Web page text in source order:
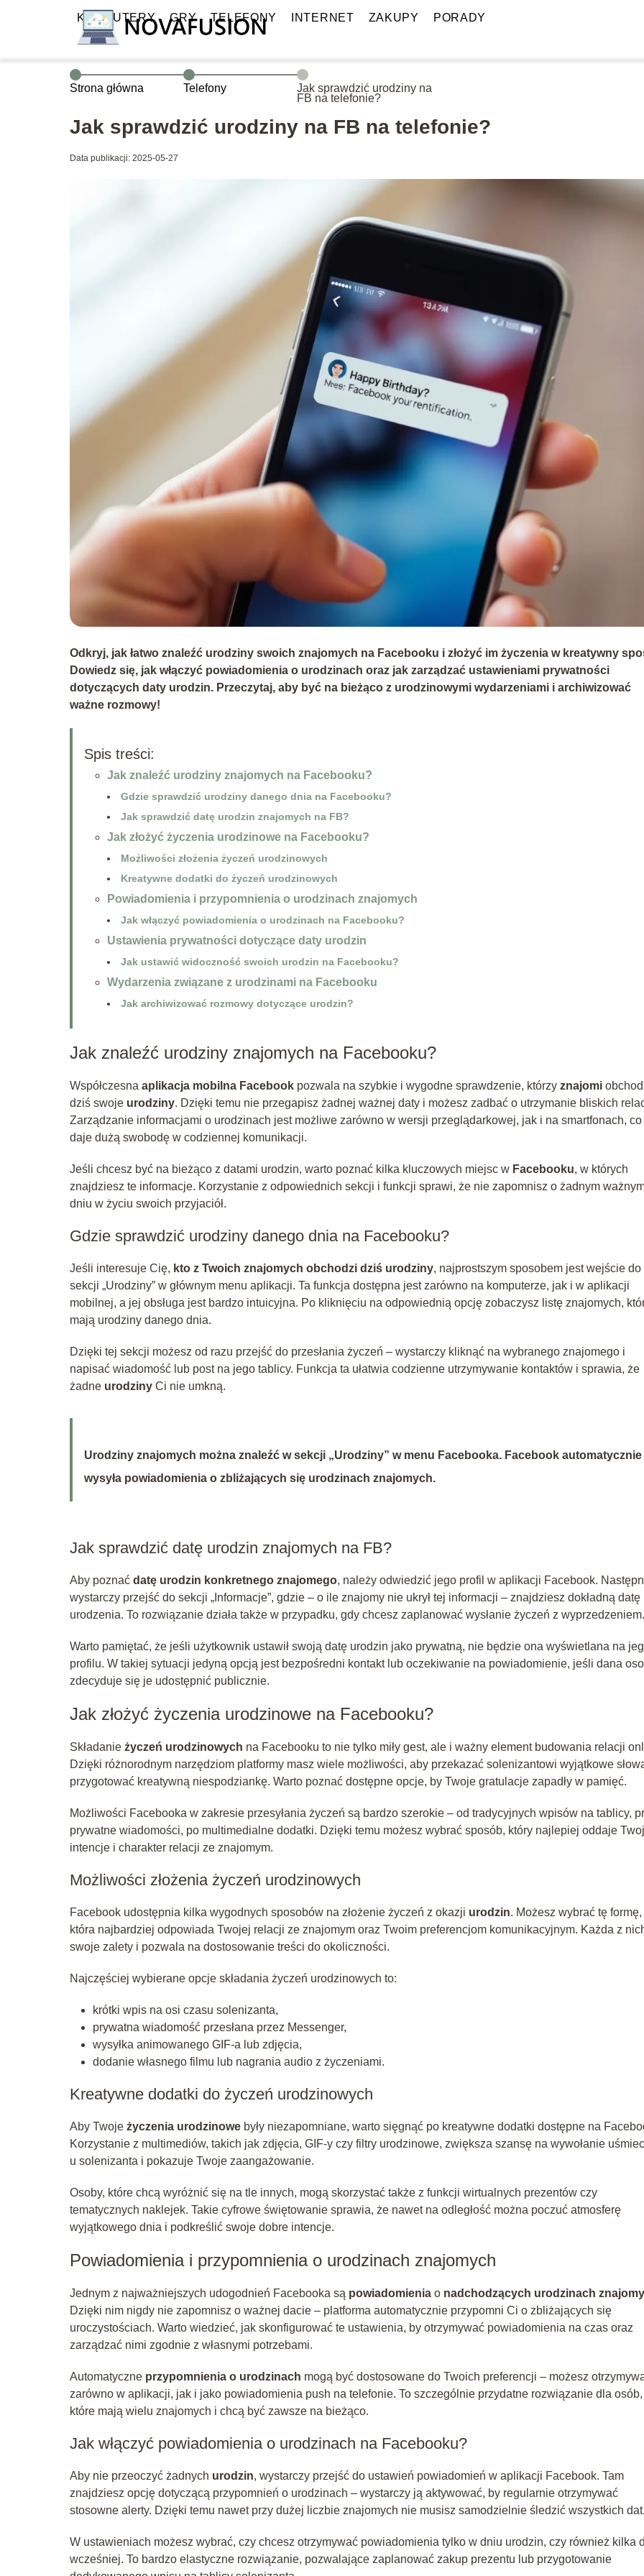
KOMPUTERY GRY TELEFONY INTERNET ZAKUPY PORADY
Strona główna Telefony
Jak sprawdzić urodziny na
FB na telefonie?
Jak sprawdzić urodziny na FB na telefonie?
Data publikacji: 2025-05-27
Odkryj, jak łatwo znaleźć urodziny swoich znajomych na Facebooku i złożyć im życzenia w kreatywny
Dowiedz się, jak włączyć powiadomienia o urodzinach oraz jak zarządzać ustawieniami prywatności
dotyczących daty urodzin. Przeczytaj, aby być na bieżąco z urodzinowymi wydarzeniami i archiwizować
ważne rozmowy!
Spis treści:
Jak znaleźć urodziny znajomych na Facebooku?
Gdzie sprawdzić urodziny danego dnia na Facebooku?
Jak sprawdzić datę urodzin znajomych na FB?
Jak złożyć życzenia urodzinowe na Facebooku?
Możliwości złożenia życzeń urodzinowych
Kreatywne dodatki do życzeń urodzinowych
Powiadomienia i przypomnienia o urodzinach znajomych
Jak włączyć powiadomienia o urodzinach na Facebooku?
Ustawienia prywatności dotyczące daty urodzin
Jak ustawić widoczność swoich urodzin na Facebooku?
Wydarzenia związane z urodzinami na Facebooku
Jak archiwizować rozmowy dotyczące urodzin?
Jak znaleźć urodziny znajomych na Facebooku?
Współczesna aplikacja mobilna Facebook pozwala na szybkie i wygodne sprawdzenie, którzy znajomi
dziś swoje urodziny. Dzięki temu nie przegapisz żadnej ważnej daty i możesz zadbać o utrzymanie bliskich
Zarządzanie informacjami o urodzinach jest możliwe zarówno w wersji przeglądarkowej, jak i na smartfonach, co
daje dużą swobodę w codziennej komunikacji.
Jeśli chcesz być na bieżąco z datami urodzin, warto poznać kilka kluczowych miejsc w Facebooku, w których
znajdziesz te informacje. Korzystanie z odpowiednich sekcji i funkcji sprawi, że nie zapomnisz o żadnym
dniu w życiu swoich przyjaciół.
Gdzie sprawdzić urodziny danego dnia na Facebooku?
Jeśli interesuje Cię, kto z Twoich znajomych obchodzi dziś urodziny, najprostszym sposobem jest wejście do
sekcji „Urodziny” w głównym menu aplikacji. Ta funkcja dostępna jest zarówno na komputerze, jak i w aplikacji
mobilnej, a jej obsługa jest bardzo intuicyjna. Po kliknięciu na odpowiednią opcję zobaczysz listę znajomych,
mają urodziny danego dnia.
Dzięki tej sekcji możesz od razu przejść do przesłania życzeń – wystarczy kliknąć na wybranego znajomego i
napisać wiadomość lub post na jego tablicy. Funkcja ta ułatwia codzienne utrzymywanie kontaktów i sprawia, że
żadne urodziny Ci nie umkną.
Urodziny znajomych można znaleźć w sekcji „Urodziny” w menu Facebooka. Facebook automatycznie
wysyła powiadomienia o zbliżających się urodzinach znajomych.
Jak sprawdzić datę urodzin znajomych na FB?
Aby poznać datę urodzin konkretnego znajomego, należy odwiedzić jego profil w aplikacji Facebook.
wystarczy przejść do sekcji „Informacje”, gdzie – o ile znajomy nie ukrył tej informacji – znajdziesz dokładną datę
urodzenia. To rozwiązanie działa także w przypadku, gdy chcesz zaplanować wysłanie życzeń z wyprzedzeniem.
Warto pamiętać, że jeśli użytkownik ustawił swoją datę urodzin jako prywatną, nie będzie ona wyświetlana na
profilu. W takiej sytuacji jedyną opcją jest bezpośredni kontakt lub oczekiwanie na powiadomienie, jeśli dana
zdecyduje się je udostępnić publicznie.
Jak złożyć życzenia urodzinowe na Facebooku?
Składanie życzeń urodzinowych na Facebooku to nie tylko miły gest, ale i ważny element budowania relacji
Dzięki różnorodnym narzędziom platformy masz wiele możliwości, aby przekazać solenizantowi wyjątkowe
przygotować kreatywną niespodziankę. Warto poznać dostępne opcje, by Twoje gratulacje zapadły w pamięć.
Możliwości Facebooka w zakresie przesyłania życzeń są bardzo szerokie – od tradycyjnych wpisów na tablicy,
prywatne wiadomości, po multimedialne dodatki. Dzięki temu możesz wybrać sposób, który najlepiej oddaje
intencje i charakter relacji ze znajomym.
Możliwości złożenia życzeń urodzinowych
Facebook udostępnia kilka wygodnych sposobów na złożenie życzeń z okazji urodzin. Możesz wybrać tę formę,
która najbardziej odpowiada Twojej relacji ze znajomym oraz Twoim preferencjom komunikacyjnym. Każda z
swoje zalety i pozwala na dostosowanie treści do okoliczności.
Najczęściej wybierane opcje składania życzeń urodzinowych to:
krótki wpis na osi czasu solenizanta,
prywatna wiadomość przesłana przez Messenger,
wysyłka animowanego GIF-a lub zdjęcia,
dodanie własnego filmu lub nagrania audio z życzeniami.
Kreatywne dodatki do życzeń urodzinowych
Aby Twoje życzenia urodzinowe były niezapomniane, warto sięgnąć po kreatywne dodatki dostępne na
Korzystanie z multimediów, takich jak zdjęcia, GIF-y czy filtry urodzinowe, zwiększa szansę na wywołanie
u solenizanta i pokazuje Twoje zaangażowanie.
Osoby, które chcą wyróżnić się na tle innych, mogą skorzystać także z funkcji wirtualnych prezentów czy
tematycznych naklejek. Takie cyfrowe świętowanie sprawia, że nawet na odległość można poczuć atmosferę
wyjątkowego dnia i podkreślić swoje dobre intencje.
Powiadomienia i przypomnienia o urodzinach znajomych
Jednym z najważniejszych udogodnień Facebooka są powiadomienia o nadchodzących urodzinach
Dzięki nim nigdy nie zapomnisz o ważnej dacie – platforma automatycznie przypomni Ci o zbliżających się
uroczystościach. Warto wiedzieć, jak skonfigurować te ustawienia, by otrzymywać powiadomienia na czas oraz
zarządzać nimi zgodnie z własnymi potrzebami.
Automatyczne przypomnienia o urodzinach mogą być dostosowane do Twoich preferencji – możesz
zarówno w aplikacji, jak i jako powiadomienia push na telefonie. To szczególnie przydatne rozwiązanie dla osób,
które mają wielu znajomych i chcą być zawsze na bieżąco.
Jak włączyć powiadomienia o urodzinach na Facebooku?
Aby nie przeoczyć żadnych urodzin, wystarczy przejść do ustawień powiadomień w aplikacji Facebook. Tam
znajdziesz opcję dotyczącą przypomnień o urodzinach – wystarczy ją aktywować, by regularnie otrzymywać
stosowne alerty. Dzięki temu nawet przy dużej liczbie znajomych nie musisz samodzielnie śledzić wszystkich dat.
W ustawieniach możesz wybrać, czy chcesz otrzymywać powiadomienia tylko w dniu urodzin, czy również kilka
wcześniej. To bardzo elastyczne rozwiązanie, pozwalające zaplanować zakup prezentu lub przygotowanie